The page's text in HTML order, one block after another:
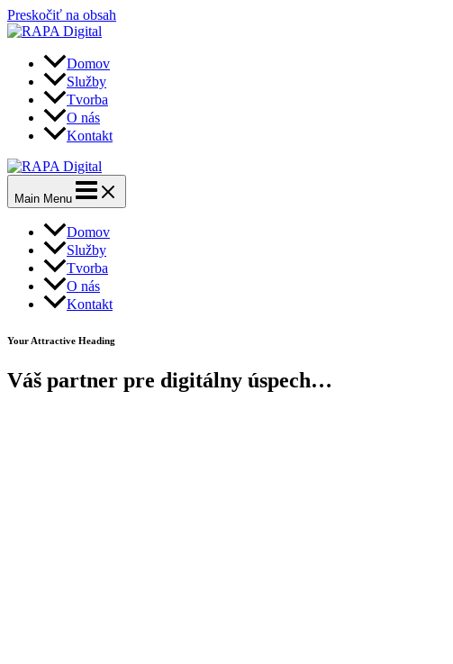
Preskočiť na obsah
Domov
Služby
Tvorba
O nás
Kontakt
Main Menu
Domov
Služby
Tvorba
O nás
Kontakt
Your Attractive Heading
Váš partner pre digitálny úspech…